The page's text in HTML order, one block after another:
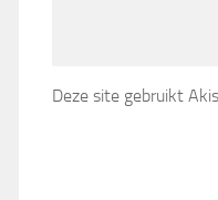
Deze site gebruikt